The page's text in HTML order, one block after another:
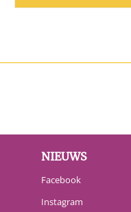
NIEUWS
Facebook
Instagram